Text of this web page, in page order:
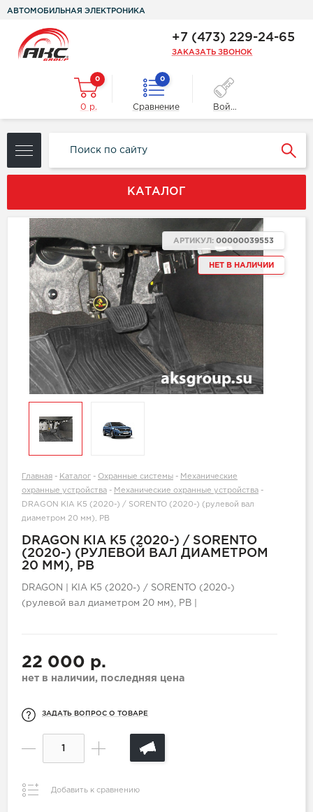
АВТОМОБИЛЬНАЯ ЭЛЕКТРОНИКА
+7 (473) 229-24-65
ЗАКАЗАТЬ ЗВОНОК
0
0 р.
0
Сравнение Войти
КАТАЛОГ
НЕТ В НАЛИЧИИ
АРТИКУЛ: 00000039553
Главная - Каталог - Охранные системы - Механические
охранные устройства - Механические охранные устройства -
DRAGON KIA K5 (2020-) / SORENTO (2020-) (рулевой вал
диаметром 20 мм), РВ
DRAGON KIA K5 (2020-) / SORENTO
(2020-) (РУЛЕВОЙ ВАЛ ДИАМЕТРОМ
20 ММ), РВ
DRAGON | KIA K5 (2020-) / SORENTO (2020-)
(рулевой вал диаметром 20 мм), РВ |
22 000 р.
нет в наличии, последняя цена
ЗАДАТЬ ВОПРОС О ТОВАРЕ
Добавить к сравнению